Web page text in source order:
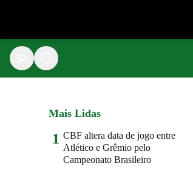
Mais Lidas
1 CBF altera data de jogo entre
Atlético e Grêmio pelo
Campeonato Brasileiro